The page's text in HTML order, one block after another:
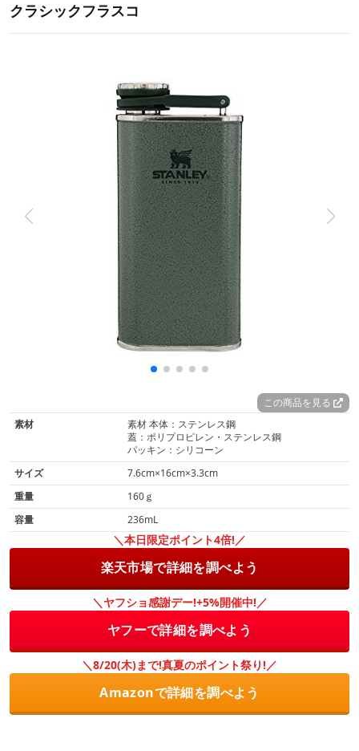
クラシックフラスコ
この商品を見る
素材
素材 本体：ステンレス鋼
蓋：ポリプロピレン・ステンレス鋼
パッキン：シリコーン
サイズ
7.6cm×16cm×3.3cm
重量
160ｇ
容量
236mL
＼本日限定ポイント4倍!／
楽天市場で詳細を調べよう
＼ヤフショ感謝デー!+5%開催中!／
ヤフーで詳細を調べよう
＼8/20(木)まで!真夏のポイント祭り!／
Amazonで詳細を調べよう